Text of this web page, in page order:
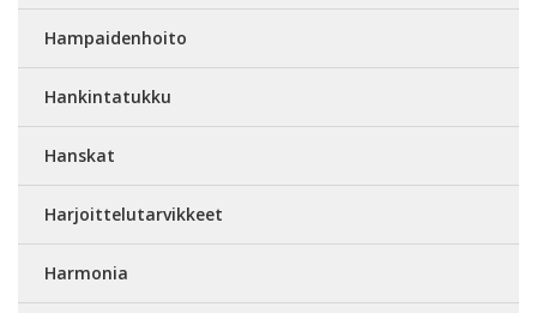
Hampaidenhoito
Hankintatukku
Hanskat
Harjoittelutarvikkeet
Harmonia